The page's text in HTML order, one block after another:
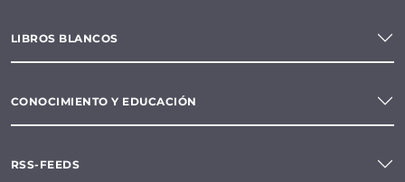
LIBROS BLANCOS
CONOCIMIENTO Y EDUCACIÓN
RSS-FEEDS